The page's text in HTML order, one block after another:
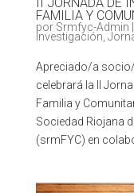
II JORNADA DE
FAMILIA Y
por Srmfyc-Admin
Investigación,
Apreciado/a socio/
celebrará la II
Familia y
Sociedad Riojana
(srmFYC) en